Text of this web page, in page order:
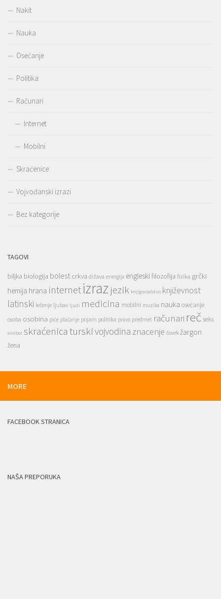
Nakit
Nauka
Osećanje
Politika
Računari
Internet
Mobilni
Skraćenice
Vojvođanski izrazi
Bez kategorije
TAGOVI
biljka biologija bolest crkva država energija engleskifilozofija fizika grčki
hemija hrana internetizraz jezik knjigovodstvo književnost
latinski lečenje ljubav ljudi medicina mobilni muzika nauka osećanje
osoba osobina piće plaćanje pojam politika pravo predmet računari reč seks
simbol skraćenicaturskivojvodina znacenje čovek žargon
žena
MORE
FACEBOOK STRANICA
NAŠA PREPORUKA